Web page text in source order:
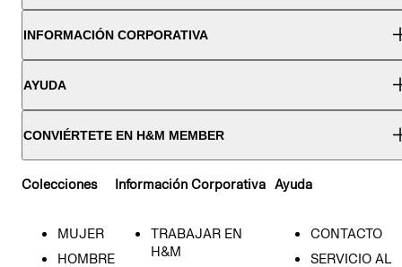
INFORMACIÓN CORPORATIVA
AYUDA
CONVIÉRTETE EN H&M MEMBER
Colecciones
MUJER
HOMBRE
Información Corporativa
TRABAJAR EN
H&M
Ayuda
CONTACTO
SERVICIO AL